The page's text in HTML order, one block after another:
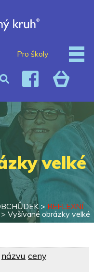
Pro školy
velké
> REFLEXNÍ
> Vyšívané obrázky velké
názvu ceny